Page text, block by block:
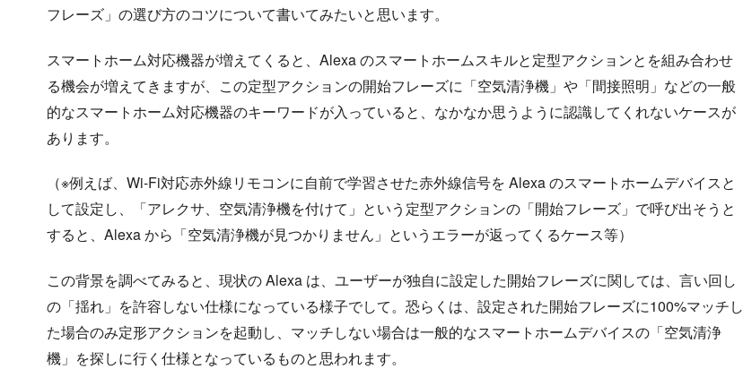
フレーズ」の選び方のコツについて書いてみたいと思います。
スマートホーム対応機器が増えてくると、Alexa のスマートホームスキルと定型アクションとを組み合わせ
る機会が増えてきますが、この定型アクションの開始フレーズに「空気清浄機」や「間接照明」などの一般
的なスマートホーム対応機器のキーワードが入っていると、なかなか思うように認識してくれないケースが
あります。
（※例えば、Wi-Fi対応赤外線リモコンに自前で学習させた赤外線信号を Alexa のスマートホームデバイスと
して設定し、「アレクサ、空気清浄機を付けて」という定型アクションの「開始フレーズ」で呼び出そうと
すると、Alexa から「空気清浄機が見つかりません」というエラーが返ってくるケース等）
この背景を調べてみると、現状の Alexa は、ユーザーが独自に設定した開始フレーズに関しては、言い回し
の「揺れ」を許容しない仕様になっている様子でして。恐らくは、設定された開始フレーズに100%マッチし
た場合のみ定形アクションを起動し、マッチしない場合は一般的なスマートホームデバイスの「空気清浄
機」を探しに行く仕様となっているものと思われます。